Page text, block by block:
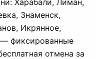
Харабали, Лиман,
Знаменск,
Икрянное,
фиксированные
отмена за